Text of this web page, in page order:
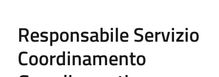
Responsabile Servizio
Coordinamento